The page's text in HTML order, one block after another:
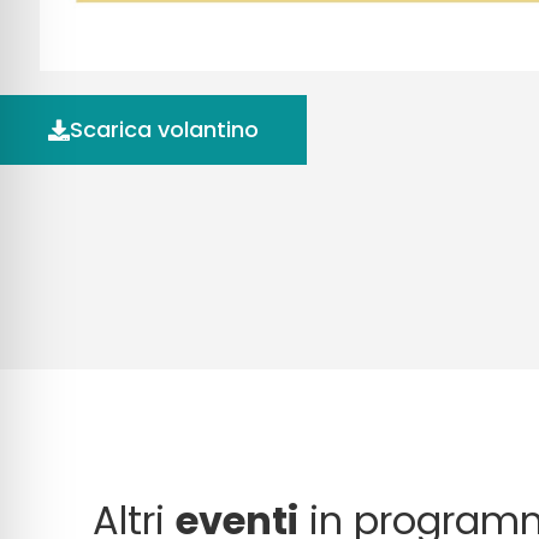
Scarica volantino
Altrieventi in